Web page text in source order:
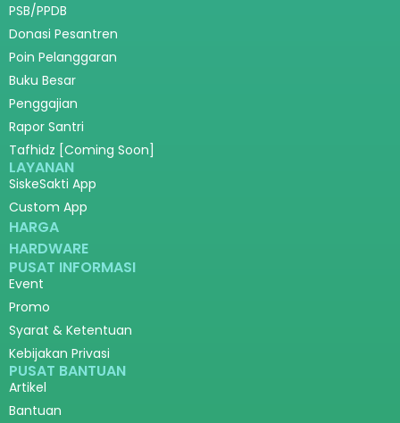
PSB/PPDB
Donasi Pesantren
Poin Pelanggaran
Buku Besar
Penggajian
Rapor Santri
Tafhidz [Coming Soon]
LAYANAN
SiskeSakti App
Custom App
HARGA
HARDWARE
PUSAT INFORMASI
Event
Promo
Syarat & Ketentuan
Kebijakan Privasi
PUSAT BANTUAN
Artikel
Bantuan